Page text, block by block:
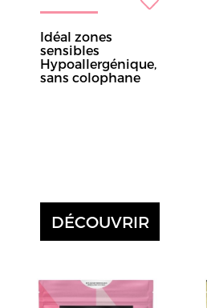
Idéal zones
sensibles
Hypoallergénique,
sans colophane
DÉCOUVRIR